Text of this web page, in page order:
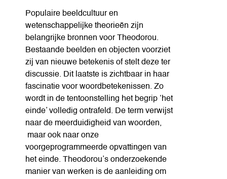
Populaire beeldcultuur en
wetenschappelijke theorieën zijn
belangrijke bronnen voor Theodorou.
Bestaande beelden en objecten voorziet
zij van nieuwe betekenis of stelt deze ter
discussie. Dit laatste is zichtbaar in haar
fascinatie voor woordbetekenissen. Zo
wordt in de tentoonstelling het begrip ‘het
einde’ volledig ontrafeld. De term verwijst
naar de meerduidigheid van woorden,
maar ook naar onze
voorgeprogrammeerde opvattingen van
het einde. Theodorou’s onderzoekende
manier van werken is de aanleiding om